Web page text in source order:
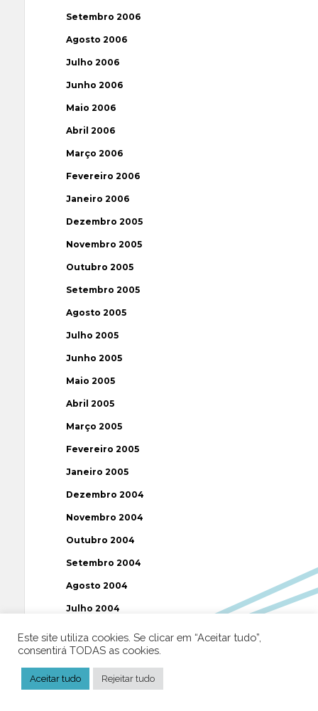
Setembro 2006
Agosto 2006
Julho 2006
Junho 2006
Maio 2006
Abril 2006
Março 2006
Fevereiro 2006
Janeiro 2006
Dezembro 2005
Novembro 2005
Outubro 2005
Setembro 2005
Agosto 2005
Julho 2005
Junho 2005
Maio 2005
Abril 2005
Março 2005
Fevereiro 2005
Janeiro 2005
Dezembro 2004
Novembro 2004
Outubro 2004
Setembro 2004
Agosto 2004
Julho 2004
Junho 2004
Maio 2004
Abril 2004
Este site utiliza cookies. Se clicar em “Aceitar tudo”,
consentirá TODAS as cookies.
Aceitar tudo Rejeitar tudo